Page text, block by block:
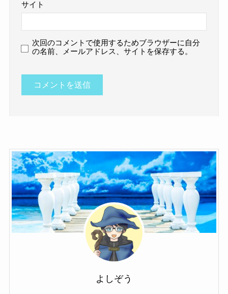
サイト
次回のコメントで使用するためブラウザーに自分
の名前、メールアドレス、サイトを保存する。
よしぞう